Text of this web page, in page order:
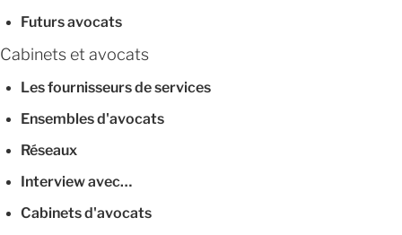
Futurs avocats
Cabinets et avocats
Les fournisseurs de services
Ensembles d'avocats
Réseaux
Interview avec…
Cabinets d'avocats